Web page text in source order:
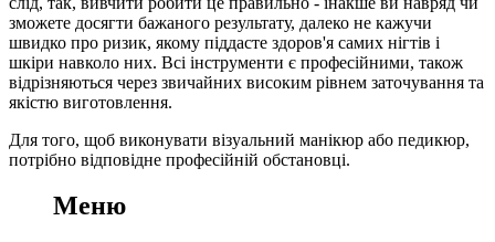
зможете досягти бажаного результату, далеко не кажучи
швидко про ризик, якому піддасте здоров'я самих нігтів і
шкіри навколо них. Всі інструменти є професійними, також
відрізняються через звичайних високим рівнем заточування та
якістю виготовлення.
Для того, щоб виконувати візуальний манікюр або педикюр,
потрібно відповідне професійній обстановці.
Меню